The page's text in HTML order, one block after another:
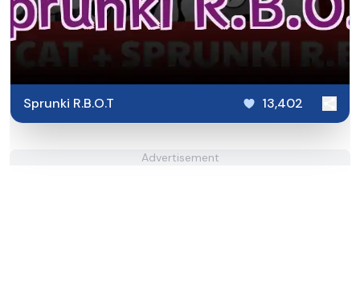
Sprunki R.B.O.T 13,402
Advertisement